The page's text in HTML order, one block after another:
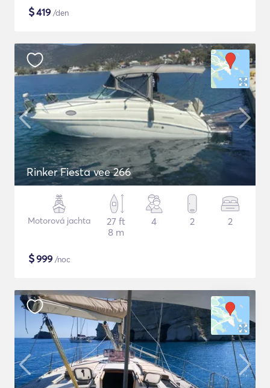
$419 /den
Rinker Fiesta vee 266
Motorová jachta
27 ft
8 m
4 2 2
$999 /noc